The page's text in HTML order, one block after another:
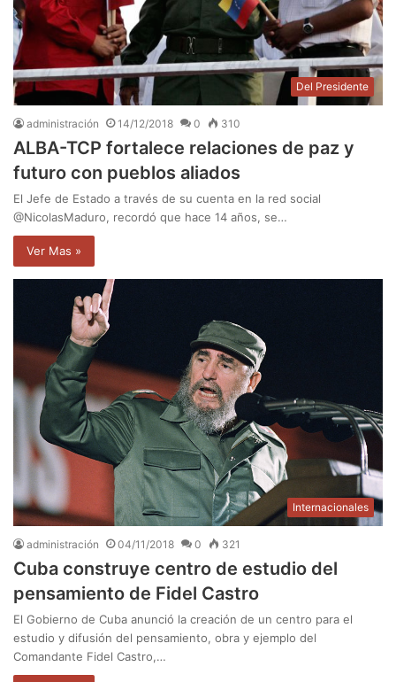
Del Presidente
administración 14/12/2018 0 310
ALBA-TCP fortalece relaciones de paz y
futuro con pueblos aliados
El Jefe de Estado a través de su cuenta en la red social
@NicolasMaduro, recordó que hace 14 años, se…
Ver Mas »
Internacionales
administración 04/11/2018 0 321
Cuba construye centro de estudio del
pensamiento de Fidel Castro
El Gobierno de Cuba anunció la creación de un centro para el
estudio y difusión del pensamiento, obra y ejemplo del
Comandante Fidel Castro,…